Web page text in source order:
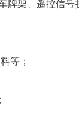
牌架、遥控信号
等；